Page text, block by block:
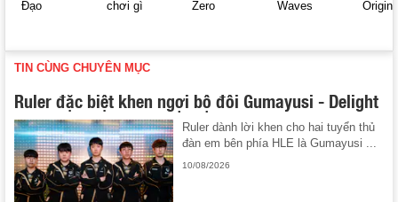
Đạo
chơi gì
Zero
Waves
Origin
TIN CÙNG CHUYÊN MỤC
Ruler đặc biệt khen ngợi bộ đôi Gumayusi - Delight
Ruler dành lời khen cho hai tuyển thủ
đàn em bên phía HLE là Gumayusi ...
10/08/2026